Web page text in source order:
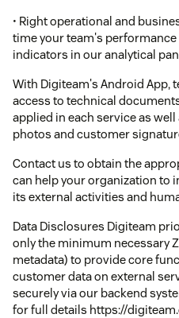
• Right operational and
time your team's
indicators in our analytical
With Digiteam's Android App,
access to technical
applied in each service as
photos and customer
Contact us to obtain the
can help your organization to
its external activities and
Data Disclosures Digiteam
only the minimum necessary
metadata) to provide core
customer data on external
securely via our backend
for full details https://